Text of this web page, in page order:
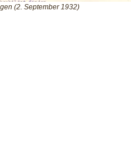
(2. September 1932)